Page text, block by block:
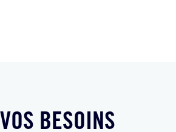
VOS BESOINS